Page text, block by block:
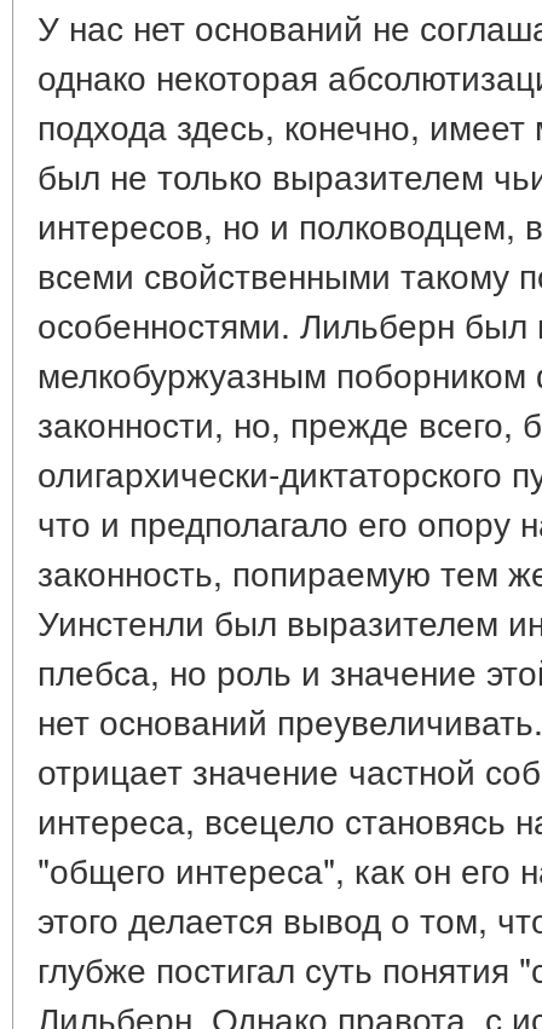
У нас нет оснований не
однако некоторая
подхода здесь, конечно,
был не только выразителем
интересов, но и полководцем,
всеми свойственными такому
особенностями. Лильберн был
мелкобуржуазным
законности, но, прежде всего,
олигархически-диктаторского
что и предполагало его опору
законность, попираемую тем
Уинстенли был выразителем
плебса, но роль и значение
нет оснований
отрицает значение частной
интереса, всецело становясь
"общего интереса", как он его
этого делается вывод о том,
глубже постигал суть понятия
Лильберн. Однако правота, с